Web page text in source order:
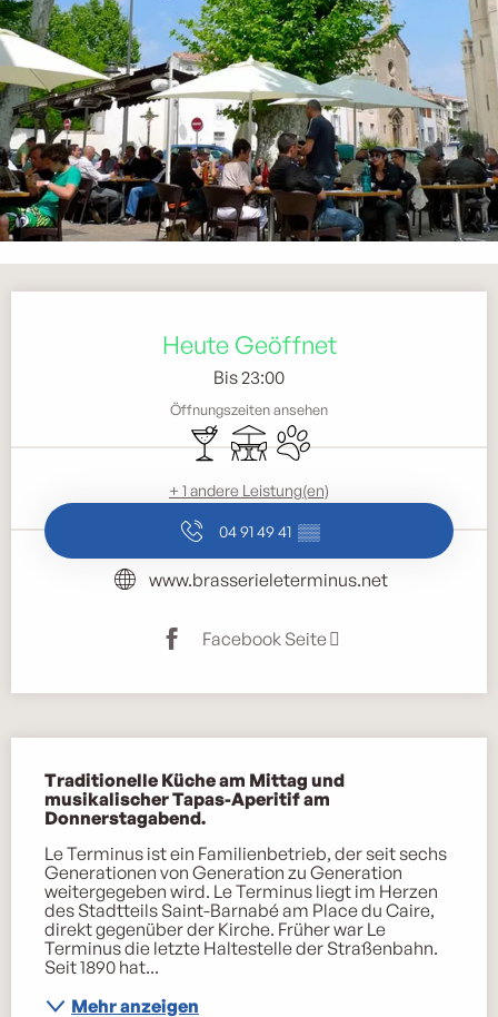
Heute Geöffnet
Bis 23:00
Öffnungszeiten ansehen
Bar / Getränkestand
TerrasseTiere erlaubt
+ 1 andere Leistung(en)
04 91 49 41 ▒▒
www.brasserieleterminus.net
Facebook Seite
Traditionelle Küche am Mittag und
musikalischer Tapas-Aperitif am
Donnerstagabend.
Le Terminus ist ein Familienbetrieb, der seit sechs
Generationen von Generation zu Generation
weitergegeben wird. Le Terminus liegt im Herzen
des Stadtteils Saint-Barnabé am Place du Caire,
direkt gegenüber der Kirche. Früher war Le
Terminus die letzte Haltestelle der Straßenbahn.
Seit 1890 hat...
Mehr anzeigen